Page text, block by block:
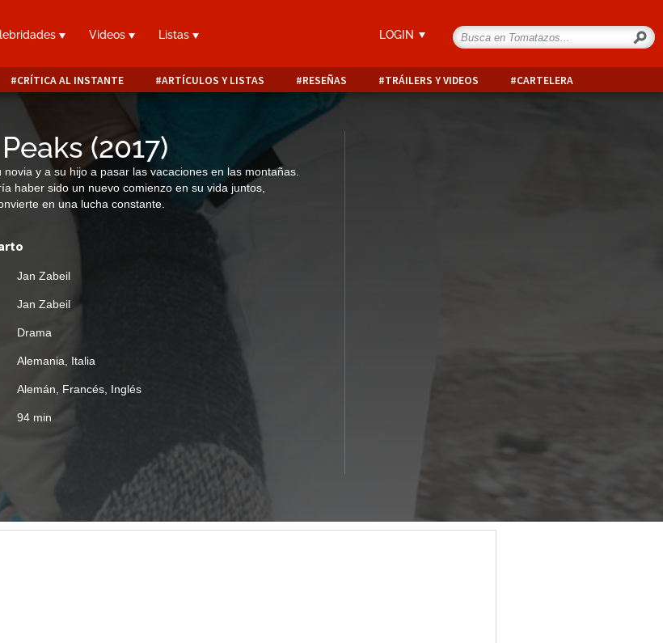
Videos Listas LOGIN
CRÍTICA AL INSTANTE ARTÍCULOS Y LISTAS RESEÑAS TRÁILERS Y VIDEOS CARTELERA
(2017)
novia y a su hijo a pasar las vacaciones en las montañas.
haber sido un nuevo comienzo en su vida juntos,
en una lucha constante.
Jan Zabeil
Jan Zabeil
Drama
Alemania, Italia
Alemán, Francés, Inglés
94 min